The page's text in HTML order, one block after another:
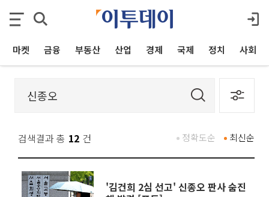
마켓 금융 부동산 산업 경제 국제 정치 사회
검색결과 총 12 건 최신순
정확도순
'김건희 2심 선고' 신종오 판사 숨진